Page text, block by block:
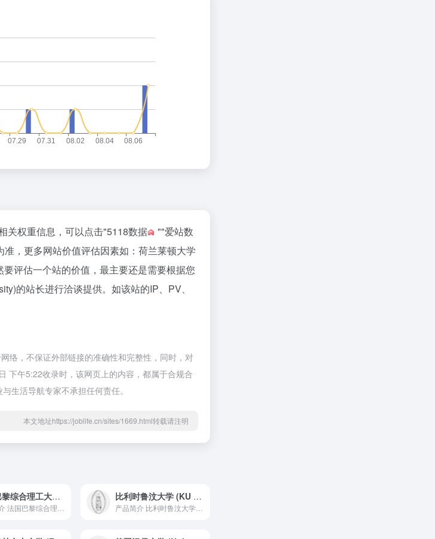
关权重信息，可以点击"5118数据 ""爱站数
，更多网站价值评估因素如：荷兰莱顿大学
评估一个站的价值，最主要还是需要根据您
的站长进行洽谈提供。如该站的IP、PV、
络，不保证外部链接的准确性和完整性，同时，对
下午5:22收录时，该网页上的内容，都属于合规合
生活导航专家不承担任何责任。
本文地址https://joblife.cn/sites/1669.html转载请注明
法国巴黎综合理工大学 (École Polytechnique) 比利时鲁汶大学 (KU Leuven)